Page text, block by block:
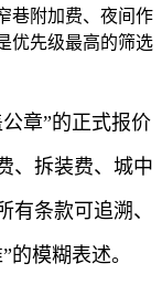
巷附加费、夜间作
优先级最高的筛选
章”的正式报价
、拆装费、城中
条款可追溯、
模糊表述。